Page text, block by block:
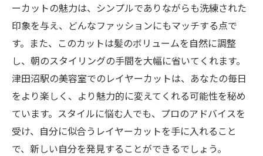
ーカットの魅力は、シンプルでありながらも洗練された
印象を与え、どんなファッションにもマッチする点で
す。また、このカットは髪のボリュームを自然に調整
し、朝のスタイリングの手間を大幅に省いてくれます。
津田沼駅の美容室でのレイヤーカットは、あなたの毎日
をより楽しく、より魅力的に変えてくれる可能性を秘め
ています。スタイルに悩む人でも、プロのアドバイスを
受け、自分に似合うレイヤーカットを手に入れること
で、新しい自分を発見することができるでしょう。